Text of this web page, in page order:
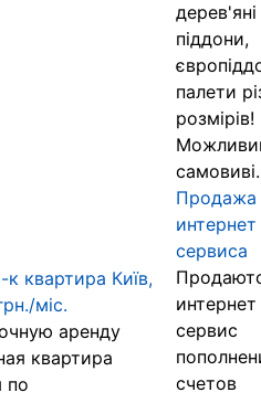
дерев'яні
піддони,
палети
розмірів!
квартира Київ,
міс.
аренду
квартира
по
Продажа
интернет
сервиса
интернет
сервис
счетов